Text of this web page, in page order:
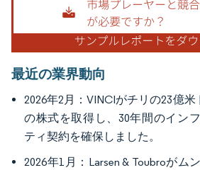
最近の業界動向
2026年2月：VINCIがチリの23億
の株式を取得し、30年間のイン
ティ契約を確保しました。
2026年1月：Larsen & Toubroがム